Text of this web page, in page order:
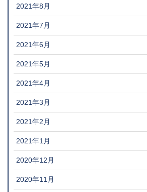
2021年8月
2021年7月
2021年6月
2021年5月
2021年4月
2021年3月
2021年2月
2021年1月
2020年12月
2020年11月